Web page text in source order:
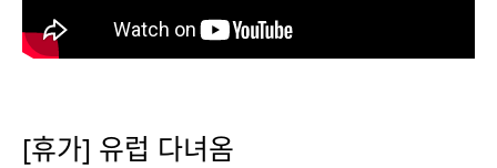
[휴가] 유럽 다녀옴